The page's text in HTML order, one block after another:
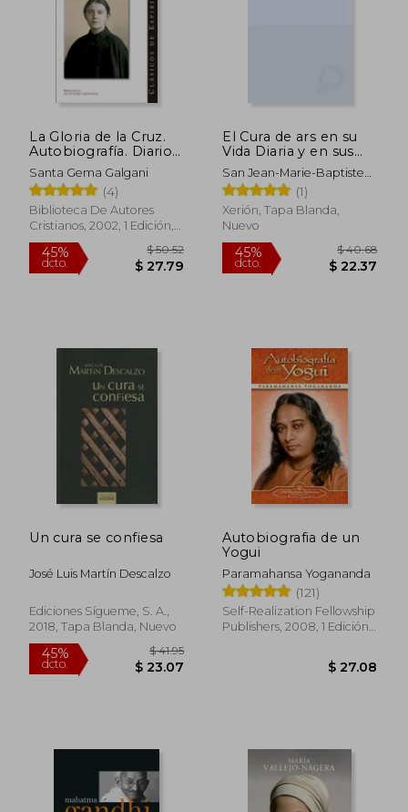
La Gloria de la Cruz.
Autobiografía. Diario
Espiritual. Cartas.
Éxtasis. Otros Escritos
de Santa Gema
Galgani
Santa Gema Galgani
(4)
Biblioteca De Autores
Cristianos, 2002, 1 Edición,
Tapa Blanda, Nuevo
45%
El Cura de ars en su
Vida Diaria y en sus
Sermones: Sermones
Eucarísticos
San Jean-Marie-Baptiste
Vianney
(1)
Xerión, Tapa Blanda,
Nuevo
45%
dcto.
Un cura se confiesa
José Luis Martín Descalzo
Ediciones Sígueme, S. A.,
2018, Tapa Blanda, Nuevo
Autobiografia de un
Yogui
Paramahansa Yogananda
(121)
Self-Realization Fellowship
Publishers, 2008, 1 Edición,